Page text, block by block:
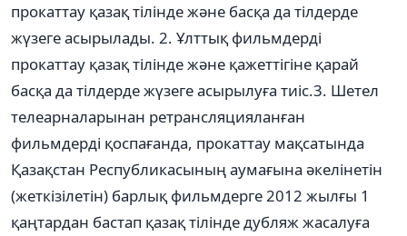
прокаттау қазақ тілінде және басқа да тілдерде
жүзеге асырылады. 2. Ұлттық фильмдерді
прокаттау қазақ тілінде және қажеттігіне қарай
басқа да тілдерде жүзеге асырылуға тиіс.3. Шетел
телеарналарынан ретрансляцияланған
фильмдерді қоспағанда, прокаттау мақсатында
Қазақстан Республикасының аумағына әкелiнетiн
(жеткiзiлетiн) барлық фильмдерге 2012 жылғы 1
қаңтардан бастап қазақ тiлiнде дубляж жасалуға